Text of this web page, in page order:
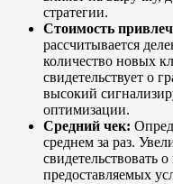
стратегии.
Стоимость
рассчитывается
количество новых
свидетельствует о
высокий
оптимизации.
Средний чек:
среднем за раз.
свидетельствовать
предоставляемых